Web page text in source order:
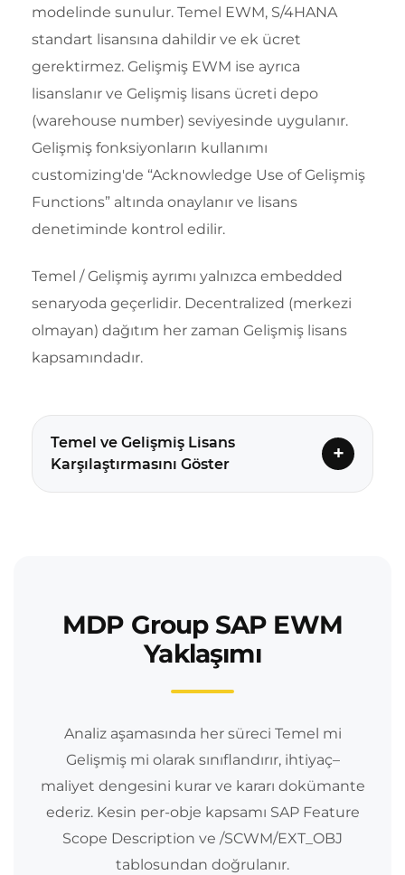
modelinde sunulur. Temel EWM, S/4HANA
standart lisansına dahildir ve ek ücret
gerektirmez. Gelişmiş EWM ise ayrıca
lisanslanır ve Gelişmiş lisans ücreti depo
(warehouse number) seviyesinde uygulanır.
Gelişmiş fonksiyonların kullanımı
customizing'de “Acknowledge Use of Gelişmiş
Functions” altında onaylanır ve lisans
denetiminde kontrol edilir.
Temel / Gelişmiş ayrımı yalnızca embedded
senaryoda geçerlidir. Decentralized (merkezi
olmayan) dağıtım her zaman Gelişmiş lisans
kapsamındadır.
Temel ve Gelişmiş Lisans
Karşılaştırmasını Göster
MDP Group SAP EWM
Yaklaşımı
Analiz aşamasında her süreci Temel mi
Gelişmiş mi olarak sınıflandırır, ihtiyaç–
maliyet dengesini kurar ve kararı dokümante
ederiz. Kesin per-obje kapsamı SAP Feature
Scope Description ve /SCWM/EXT_OBJ
tablosundan doğrulanır.